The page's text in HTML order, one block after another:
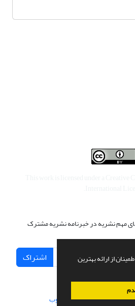
از ارائه بهترین
مهم نشریه در خبرنامه نشریه مشترک
اشتراک
طراحی و پیاده سازی از سیناوب